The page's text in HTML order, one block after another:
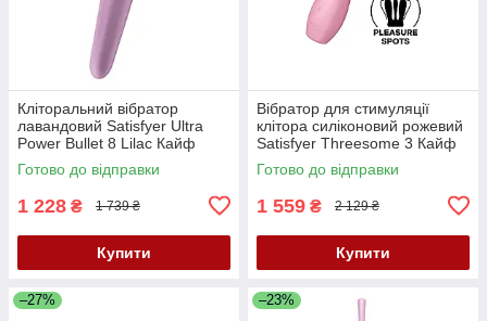
Кліторальний вібратор
лавандовий Satisfyer Ultra
Power Bullet 8 Lilac Кайф
Готово до відправки
1 228 ₴ 1 739 ₴
Купити
Вібратор для стимуляції
клітора силіконовий рожевий
Satisfyer Threesome 3 Кайф
Готово до відправки
1 559 ₴ 2 129 ₴
Купити
–27% –23%